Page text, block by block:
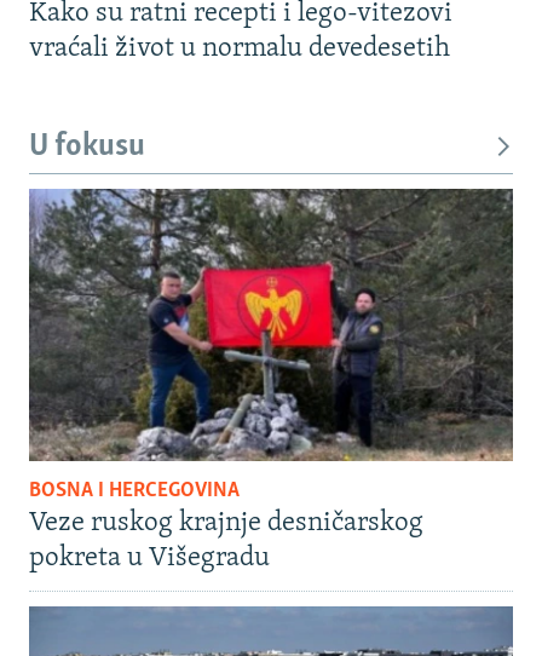
Kako su ratni recepti i lego-vitezovi
vraćali život u normalu devedesetih
U fokusu
BOSNA I HERCEGOVINA
Veze ruskog krajnje desničarskog
pokreta u Višegradu